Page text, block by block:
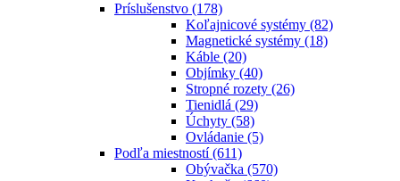
Príslušenstvo (178)
Koľajnicové systémy (82)
Magnetické systémy (18)
Káble (20)
Objímky (40)
Stropné rozety (26)
Tienidlá (29)
Úchyty (58)
Ovládanie (5)
Podľa miestností(611)
Obývačka (570)